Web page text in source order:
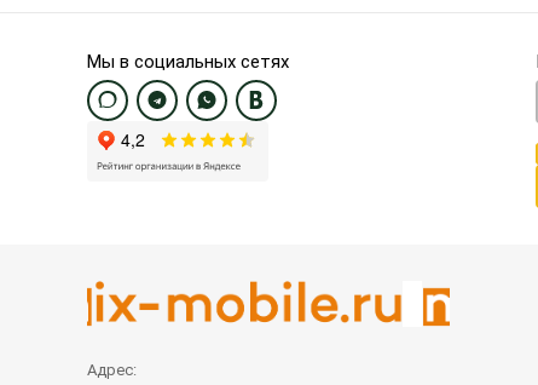
Мы в социальных сетях
Адрес: